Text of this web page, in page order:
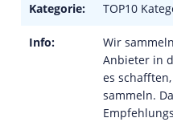
Kategorie: TOP10
Info:
Wir
Anbieter in
es
sammeln.